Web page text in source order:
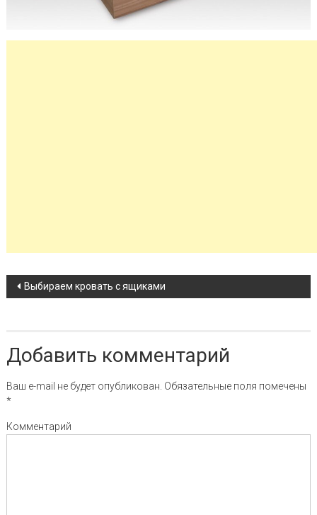
Навигация по записи
Выбираем кровать с ящиками
Добавить комментарий
Ваш e-mail не будет опубликован. Обязательные поля помечены
*
Комментарий